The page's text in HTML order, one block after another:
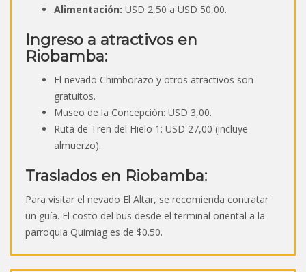
Alimentación: USD 2,50 a USD 50,00.
Ingreso a atractivos en
Riobamba:
El nevado Chimborazo y otros atractivos son
gratuitos.
Museo de la Concepción: USD 3,00.
Ruta de Tren del Hielo 1: USD 27,00 (incluye
almuerzo).
Traslados en Riobamba:
Para visitar el nevado El Altar, se recomienda contratar
un guía. El costo del bus desde el terminal oriental a la
parroquia Quimiag es de $0.50.